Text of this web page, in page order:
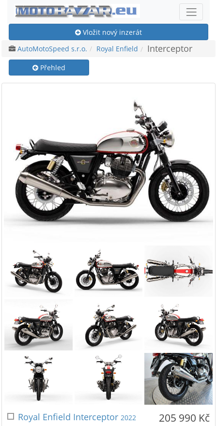
Vložit nový inzerát
AutoMotoSpeed s.r.o.
Royal Enfield Interceptor
Přehled
205 990 Kč
Royal Enfield Interceptor 2022